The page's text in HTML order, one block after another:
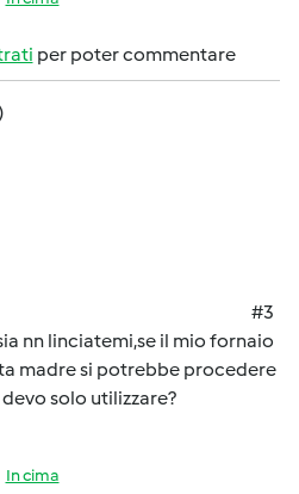
per poter commentare
#3
nn linciatemi,se il mio fornaio
madre si potrebbe procedere
solo utilizzare?
In cima